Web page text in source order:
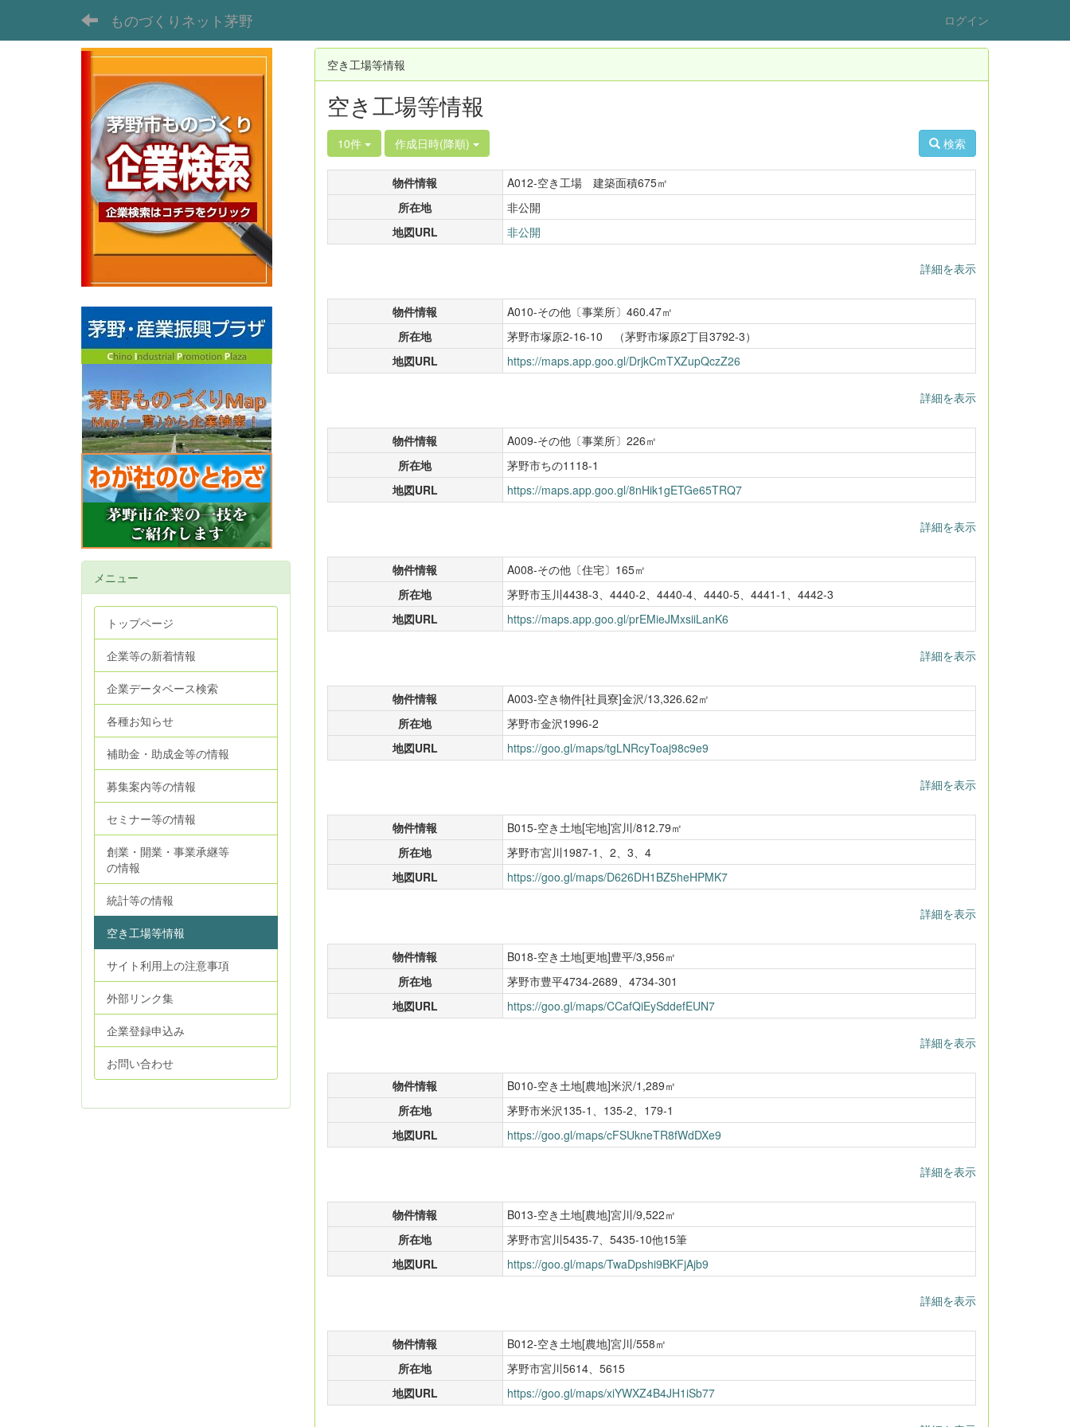
ものづくりネット茅野 ログイン
空き工場等情報
空き工場等情報
10件 作成日時(降順) 検索
物件情報
A012-空き工場 建築面積675㎡
所在地
非公開
地図URL
非公開
詳細を表示
物件情報
A010-その他〔事業所〕460.47㎡
所在地
茅野市塚原2-16-10 （茅野市塚原2丁目3792-3）
地図URL
https://maps.app.goo.gl/DrjkCmTXZupQczZ26
詳細を表示
物件情報
A009-その他〔事業所〕226㎡
所在地
茅野市ちの1118-1
地図URL
https://maps.app.goo.gl/8nHik1gETGe65TRQ7
詳細を表示
物件情報
A008-その他〔住宅〕165㎡
所在地
茅野市玉川4438-3、4440-2、4440-4、4440-5、4441-1、4442-3
地図URL
https://maps.app.goo.gl/prEMieJMxsiiLanK6
詳細を表示
物件情報
A003-空き物件[社員寮]金沢/13,326.62㎡
所在地
茅野市金沢1996-2
地図URL
https://goo.gl/maps/tgLNRcyToaj98c9e9
詳細を表示
物件情報
B015-空き土地[宅地]宮川/812.79㎡
所在地
茅野市宮川1987-1、2、3、4
地図URL
https://goo.gl/maps/D626DH1BZ5heHPMK7
詳細を表示
物件情報
B018-空き土地[更地]豊平/3,956㎡
所在地
茅野市豊平4734-2689、4734-301
地図URL
https://goo.gl/maps/CCafQiEySddefEUN7
詳細を表示
物件情報
B010-空き土地[農地]米沢/1,289㎡
所在地
茅野市米沢135-1、135-2、179-1
地図URL
https://goo.gl/maps/cFSUkneTR8fWdDXe9
詳細を表示
物件情報
B013-空き土地[農地]宮川/9,522㎡
所在地
茅野市宮川5435-7、5435-10他15筆
地図URL
https://goo.gl/maps/TwaDpshi9BKFjAjb9
詳細を表示
物件情報
B012-空き土地[農地]宮川/558㎡
所在地
茅野市宮川5614、5615
地図URL
https://goo.gl/maps/xiYWXZ4B4JH1iSb77
メニュー
トップページ
企業等の新着情報
企業データベース検索
各種お知らせ
補助金・助成金等の情報
募集案内等の情報
セミナー等の情報
創業・開業・事業承継等
の情報
統計等の情報
空き工場等情報
サイト利用上の注意事項
外部リンク集
企業登録申込み
お問い合わせ